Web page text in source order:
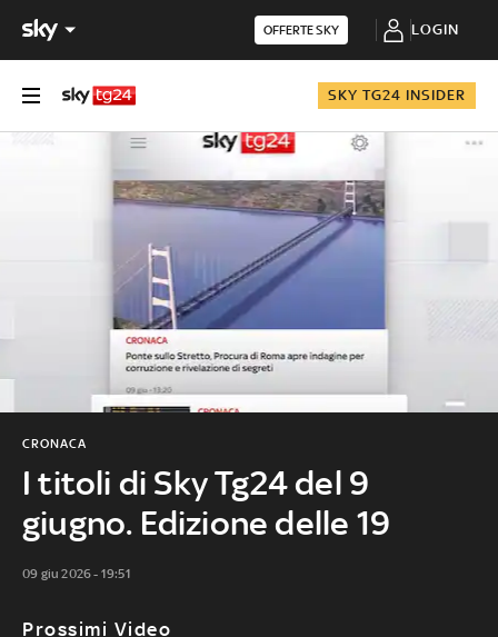
OFFERTE SKY LOGIN
SKY TG24 INSIDER
I titoli di Sky Tg24 del 9
giugno. Edizione delle 19
CRONACA
09 giu 2026 - 19:51
Prossimi Video